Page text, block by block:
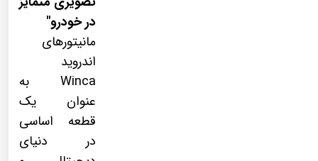
در خودرو"
مانیتورهای
اندروید
Winca به
عنوان یک
قطعه اساسی
در دنیای